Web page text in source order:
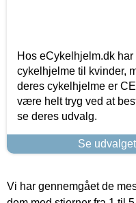
Hos eCykelhjelm.dk
cykelhjelme til kvinder,
deres cykelhjelme er
være helt tryg ved at
se deres udvalg.
Se
Vi har gennemgået de